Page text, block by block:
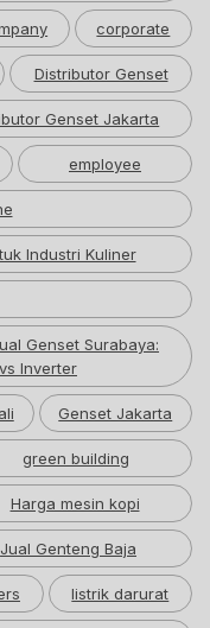
corporate
Distributor Genset
Genset Jakarta
employee
Industri Kuliner
Genset Surabaya:
Inverter
Genset Jakarta
green building
Harga mesin kopi
Jual Genteng Baja
listrik darurat